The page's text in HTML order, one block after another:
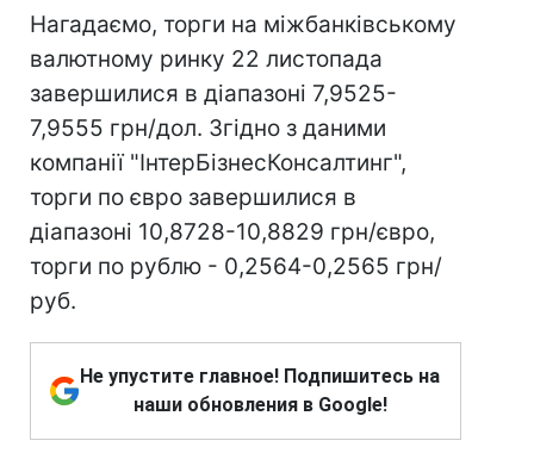
Нагадаємо, торги на міжбанківському
валютному ринку 22 листопада
завершилися в діапазоні 7,9525-
7,9555 грн/дол. Згідно з даними
компанії "ІнтерБізнесКонсалтинг",
торги по євро завершилися в
діапазоні 10,8728-10,8829 грн/євро,
торги по рублю - 0,2564-0,2565 грн/
руб.
Не упустите главное! Подпишитесь на
наши обновления в Google!